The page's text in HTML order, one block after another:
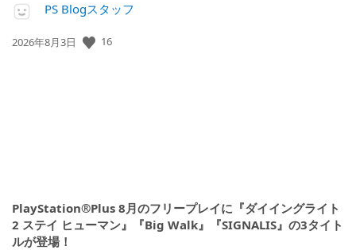
PS Blogスタッフ
公
2026年8月3日 16
PlayStation®Plus 8月のフリープレイに『ダイイングライト
2 ステイ ヒューマン』『Big Walk』『SIGNALIS』の3タイト
ルが登場！